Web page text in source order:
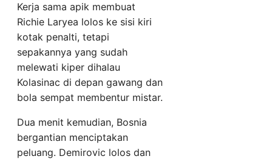
Kerja sama apik membuat
Richie Laryea lolos ke sisi kiri
kotak penalti, tetapi
sepakannya yang sudah
melewati kiper dihalau
Kolasinac di depan gawang dan
bola sempat membentur mistar.
Dua menit kemudian, Bosnia
bergantian menciptakan
peluang. Demirovic lolos dan